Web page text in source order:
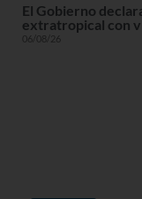
El Gobierno
extratropical con
06/08/26